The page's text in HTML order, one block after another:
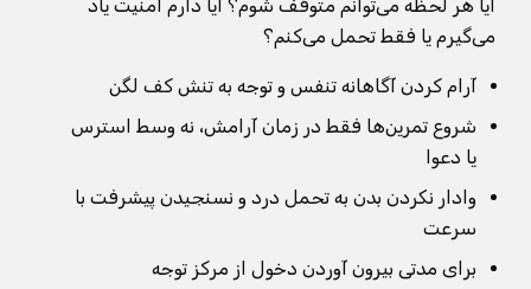
آیا هر لحظه می‌توانم متوقف شوم؟ آیا دارم امنیت یاد
می‌گیرم یا فقط تحمل می‌کنم؟
آرام کردن آگاهانه تنفس و توجه به تنش کف لگن
شروع تمرین‌ها فقط در زمان آرامش، نه وسط استرس
یا دعوا
وادار نکردن بدن به تحمل درد و نسنجیدن پیشرفت با
سرعت
برای مدتی بیرون آوردن دخول از مرکز توجه